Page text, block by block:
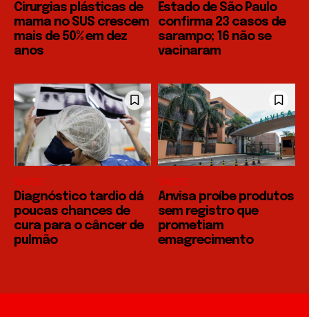
Cirurgias plásticas de
mama no SUS crescem
mais de 50% em dez
anos
Estado de São Paulo
confirma 23 casos de
sarampo; 16 não se
vacinaram
SAÚDE
Diagnóstico tardio dá
poucas chances de
cura para o câncer de
pulmão
SAÚDE
Anvisa proíbe produtos
sem registro que
prometiam
emagrecimento